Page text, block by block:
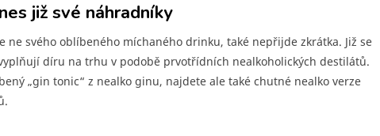
již své náhradníky
ne svého oblíbeného míchaného drinku, také nepřijde zkrátka. Již se
díru na trhu v podobě prvotřídních nealkoholických destilátů.
„gin tonic“ z nealko ginu, najdete ale také chutné nealko verze